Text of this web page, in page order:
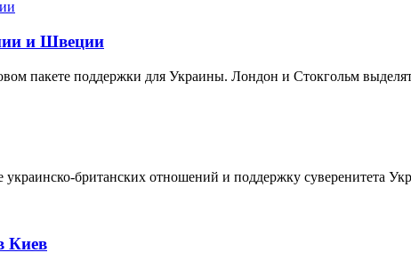
и Швеции
пакете поддержки для Украины. Лондон и Стокгольм
украинско-британских отношений и поддержку суверенитета
Киев